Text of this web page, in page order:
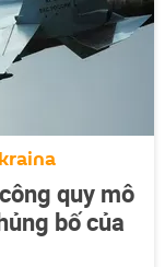
quy mô
bố của